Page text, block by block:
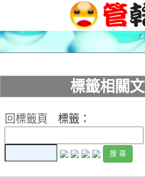
標籤相關
回標籤頁
標籤：